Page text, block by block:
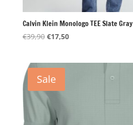
Calvin Klein Monologo TEE Slate Gray
€39,90 Oorspronkelijke
€39,90.
€17,50Huidige
Sale